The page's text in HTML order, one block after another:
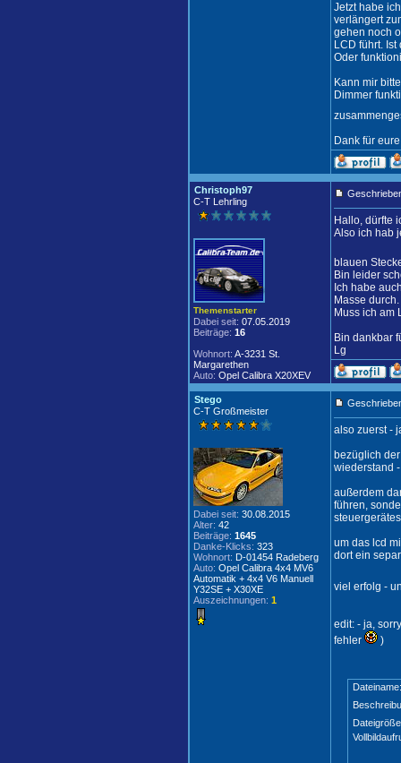
Jetzt habe
verlängert
gehen noch
LCD führt.
Oder
Kann mir
Dimmer
Dank für
Christoph97
C-T Lehrling
Themenstarter
Dabei seit: 07.05.2019
Beiträge: 16
Wohnort: A-3231 St.
Margarethen
Auto: Opel Calibra X20XEV
Hallo, dürfte
Also ich hab
blauen
Bin leider
Ich habe
Masse durch.
Muss ich am
Bin dankbar
Lg
Stego
C-T Großmeister
Dabei seit: 30.08.2015
Alter: 42
Beiträge: 1645
Danke-Klicks: 323
Wohnort: D-01454 Radeberg
Auto: Opel Calibra 4x4 MV6
Automatik + 4x4 V6 Manuell
Y32SE + X30XE
Auszeichnungen: 1
also zuerst -
bezüglich
wiederstand
außerdem
führen,
um das lcd
dort ein
viel erfolg -
edit: - ja,
fehler
)
Dateiname: